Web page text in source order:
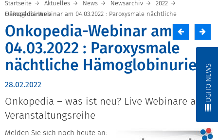
DGHO NEWS
Startseite Aktuelles News Newsarchiv
2022
Onkopedia-Webinar am 04.03.2022 : Paroxysmale nächtliche Hämoglobinurie
Onkopedia-Webinar am
04.03.2022 : Paroxysmale
nächtliche Hämoglobinurie
28.02.2022
Onkopedia – was ist neu? Live Webinare als
Veranstaltungsreihe
Melden Sie sich noch heute an: